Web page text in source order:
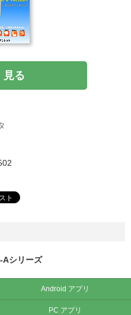
見る
Aシリーズ
Android アプリ
PC アプリ